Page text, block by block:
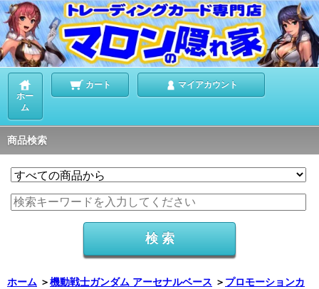
ホー
ム
カート マイアカウント
商品検索
ホーム ＞機動戦士ガンダム アーセナルベース ＞ プロモーションカ